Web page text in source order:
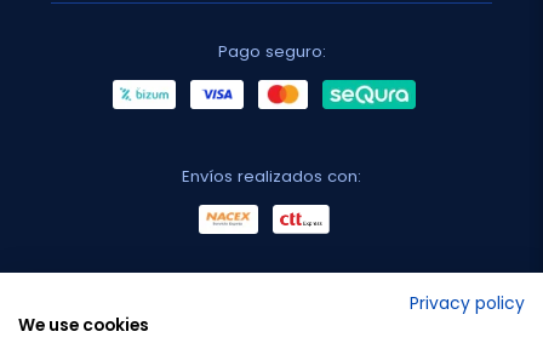
Pago seguro:
Envíos realizados con:
Privacy policy
We use cookies